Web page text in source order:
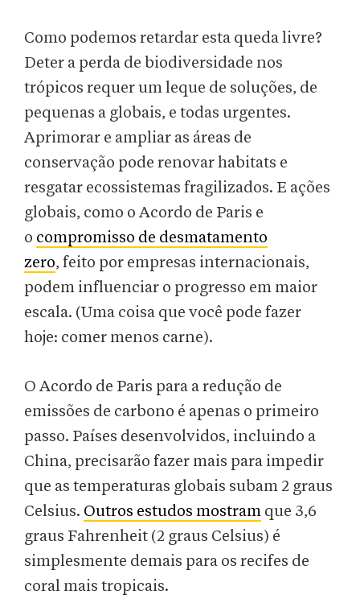
Como podemos retardar esta queda livre?
Deter a perda de biodiversidade nos
trópicos requer um leque de soluções, de
pequenas a globais, e todas urgentes.
Aprimorar e ampliar as áreas de
conservação pode renovar habitats e
resgatar ecossistemas fragilizados. E ações
globais, como o Acordo de Paris e
o compromisso de desmatamento
zero, feito por empresas internacionais,
podem influenciar o progresso em maior
escala. (Uma coisa que você pode fazer
hoje: comer menos carne).
O Acordo de Paris para a redução de
emissões de carbono é apenas o primeiro
passo. Países desenvolvidos, incluindo a
China, precisarão fazer mais para impedir
que as temperaturas globais subam 2 graus
Celsius. Outros estudos mostram que 3,6
graus Fahrenheit (2 graus Celsius) é
simplesmente demais para os recifes de
coral mais tropicais.